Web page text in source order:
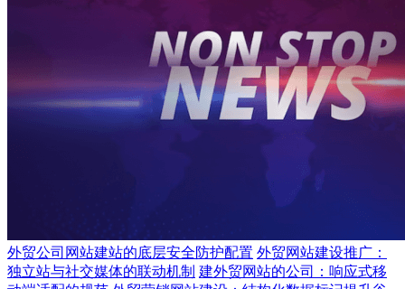
外贸公司网站建站的底层安全防护配置 外贸网站建设推广：
独立站与社交媒体的联动机制 建外贸网站的公司：响应式移